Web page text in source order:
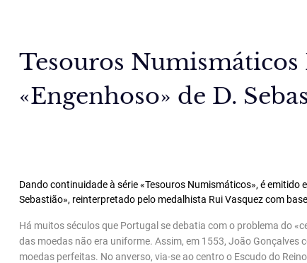
Tesouros
«Engenhoso» de D.
Dando continuidade à série «Tesouros Numismáticos», é
Sebastião», reinterpretado pelo medalhista Rui Vasquez com
Há muitos séculos que Portugal se debatia com o problema do
das moedas não era uniforme. Assim, em 1553, João
moedas perfeitas. No anverso, via-se ao centro o Escudo do